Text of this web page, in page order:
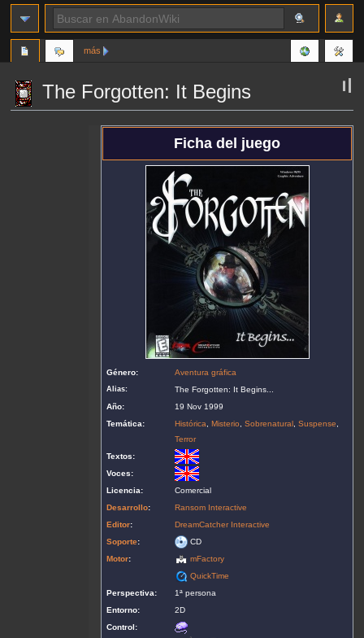
The Forgotten: It Begins
Ficha del juego
Género: Aventura gráfica
Alias:
The Forgotten: It Begins...
Año:
19 Nov 1999
Temática:
Histórica ,Misterio ,Sobrenatural ,Suspense
Terror
Textos:
Voces:
Licencia:
Comercial
Desarrollo:
Ransom Interactive
Editor:
DreamCatcher Interactive
Soporte:
CD
Motor:
mFactory
QuickTime
Perspectiva:
1ª persona
Entorno:
2D
Control:
más